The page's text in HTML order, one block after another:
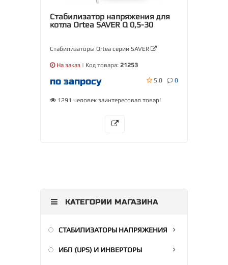
Стабилизатор напряжения для
котла Ortea SAVER Q 0,5-30
Стабилизаторы Ortea серии SAVER
На заказ | Код товара: 21253
по запросу 5.0 0
1291 человек заинтересовал товар!
КАТЕГОРИИ МАГАЗИНА
СТАБИЛИЗАТОРЫ НАПРЯЖЕНИЯ
ИБП (UPS) И ИНВЕРТОРЫ